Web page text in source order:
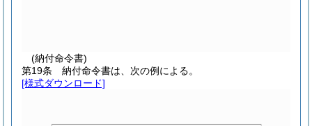
(納付命令書)
第19条
納付命令書は、次の例による。
[様式ダウンロード]